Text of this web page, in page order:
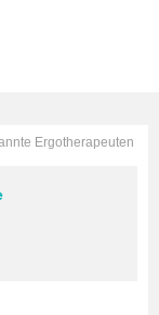
Ergotherapeuten